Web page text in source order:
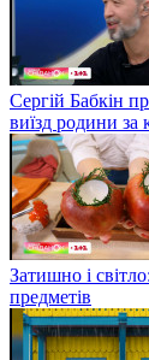
Сергій Бабкін
виїзд родини за
Затишно і
предметів